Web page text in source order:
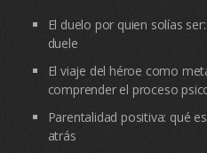
El duelo por quien solías
duele
El viaje del héroe como
comprender el proceso
Parentalidad positiva: qué
atrás